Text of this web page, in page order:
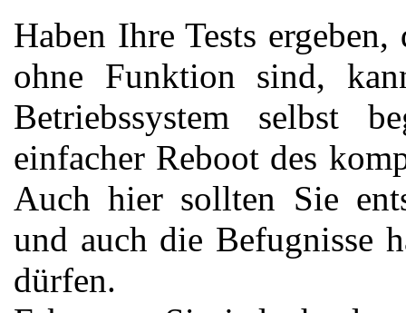
Haben Ihre Tests
ohne Funktion sind,
Betriebssystem selbst
einfacher Reboot des
Auch hier sollten Sie
und auch die Befugnisse
dürfen.